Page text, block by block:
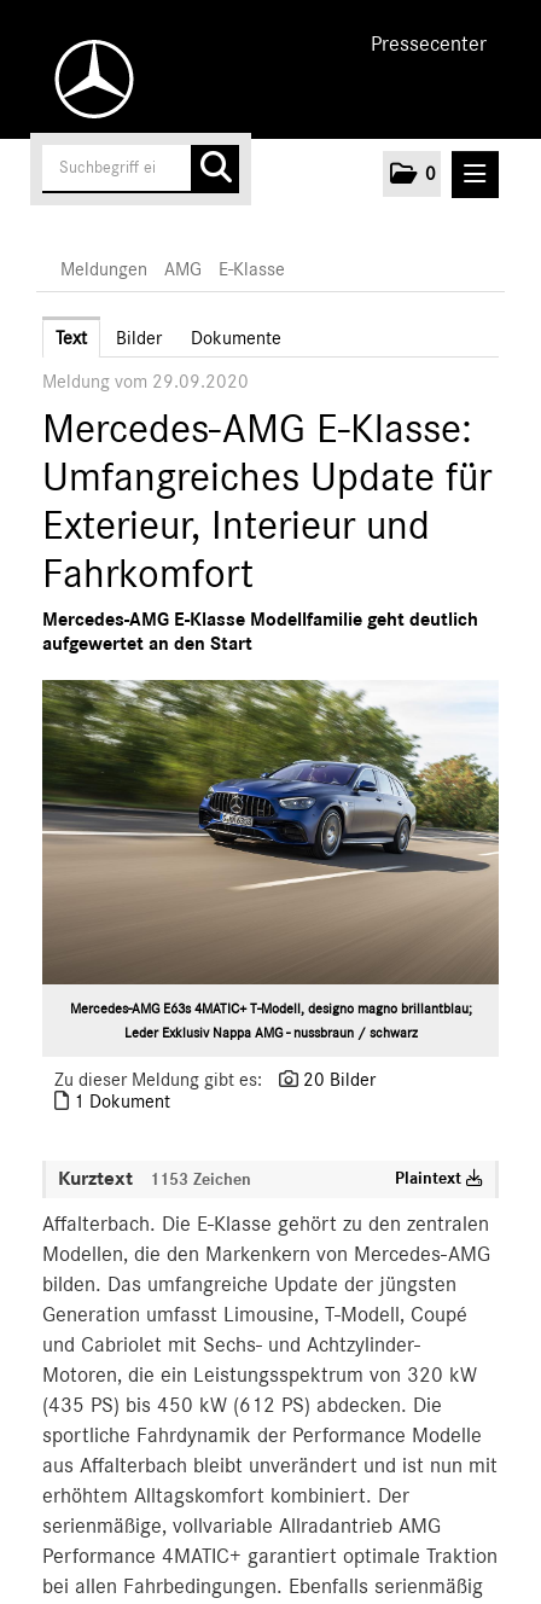
Pressecenter
0
Unternehmen
Cars
AMG
C-Klasse
E-Klasse
S-Klasse
SL
SLC
GLE
GT R
GT C
GT 4-Türer Coupé
CLA
G-Klasse
Marken & Produkte
ÜBER UNS
ANSPRECHPARTNER
Meldungen AMG E-Klasse
Text Bilder Dokumente
Meldung vom 29.09.2020
Mercedes-AMG E-Klasse:
Umfangreiches Update für
Exterieur, Interieur und
Fahrkomfort
Mercedes-AMG E-Klasse Modellfamilie geht deutlich
aufgewertet an den Start
Mercedes-AMG E63s 4MATIC+ T-Modell, designo magno brillantblau;
Leder Exklusiv Nappa AMG - nussbraun / schwarz
Zu dieser Meldung gibt es:
20 Bilder
1 Dokument
Kurztext 1153 Zeichen Plaintext
Affalterbach. Die E-Klasse gehört zu den zentralen
Modellen, die den Markenkern von Mercedes-AMG
bilden. Das umfangreiche Update der jüngsten
Generation umfasst Limousine, T-Modell, Coupé
und Cabriolet mit Sechs- und Achtzylinder-
Motoren, die ein Leistungsspektrum von 320 kW
(435 PS) bis 450 kW (612 PS) abdecken. Die
sportliche Fahrdynamik der Performance Modelle
aus Affalterbach bleibt unverändert und ist nun mit
erhöhtem Alltagskomfort kombiniert. Der
serienmäßige, vollvariable Allradantrieb AMG
Performance 4MATIC+ garantiert optimale Traktion
bei allen Fahrbedingungen. Ebenfalls serienmäßig